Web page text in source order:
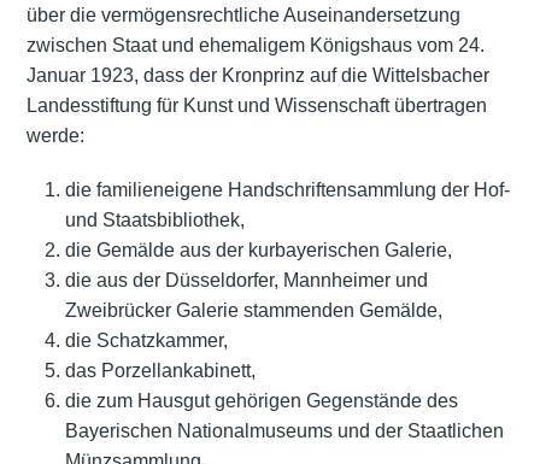
über die vermögensrechtliche Auseinandersetzung
zwischen Staat und ehemaligem Königshaus vom 24.
Januar 1923, dass der Kronprinz auf die Wittelsbacher
Landesstiftung für Kunst und Wissenschaft übertragen
werde:
die familieneigene Handschriftensammlung der Hof-
und Staatsbibliothek,
die Gemälde aus der kurbayerischen Galerie,
die aus der Düsseldorfer, Mannheimer und
Zweibrücker Galerie stammenden Gemälde,
die Schatzkammer,
das Porzellankabinett,
die zum Hausgut gehörigen Gegenstände des
Bayerischen Nationalmuseums und der Staatlichen